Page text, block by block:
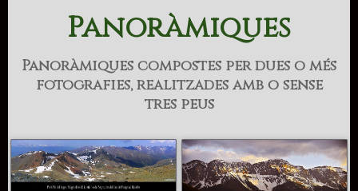
Panoràmiques
Panoràmiques compostes per dues o més
fotografies, realitzades amb o sense
tres peus